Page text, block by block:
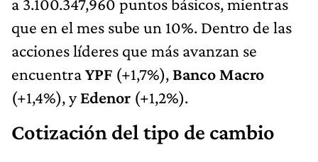
a 3.100.347,960 puntos básicos, mientras
que en el mes sube un 10%. Dentro de las
acciones líderes que más avanzan se
encuentraYPF (+1,7%), Banco Macro
(+1,4%), yEdenor (+1,2%).
Cotización del tipo de cambio